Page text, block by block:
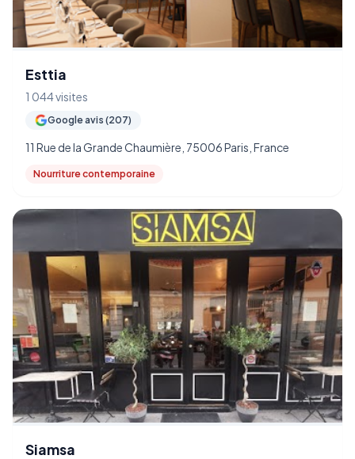
Esttia
1 044 visites
Google avis (207)
11 Rue de la Grande Chaumière, 75006 Paris, France
Nourriture contemporaine
Siamsa